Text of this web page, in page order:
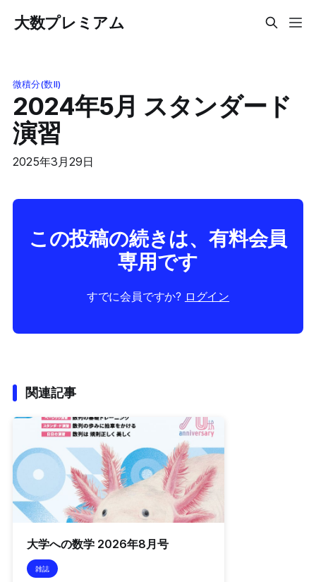
大数プレミアム
微積分(数II)
2024年5月 スタンダード
演習
2025年3月29日
この投稿の続きは、有料会員
専用です
すでに会員ですか? ログイン
関連記事
大学への数学 2026年8月号
雑誌